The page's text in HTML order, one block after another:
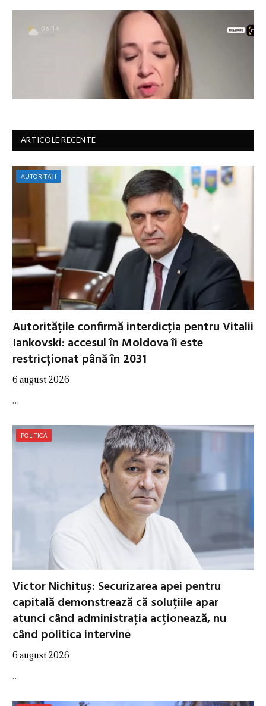
ARTICOLE RECENTE
AUTORITĂȚI
Autoritățile confirmă interdicția pentru Vitalii
Iankovski: accesul în Moldova îi este
restricționat până în 2031
6 august 2026
…
POLITICĂ
Victor Nichituș: Securizarea apei pentru
capitală demonstrează că soluțiile apar
atunci când administrația acționează, nu
când politica intervine
6 august 2026
…